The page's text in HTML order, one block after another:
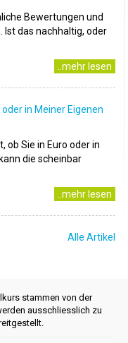
Bewertungen und
Ist das nachhaltig, oder
..mehr lesen
in Meiner Eigenen
ob Sie in Euro oder in
die scheinbar
..mehr lesen
Alle Artikel
stammen von der
ausschliesslich zu